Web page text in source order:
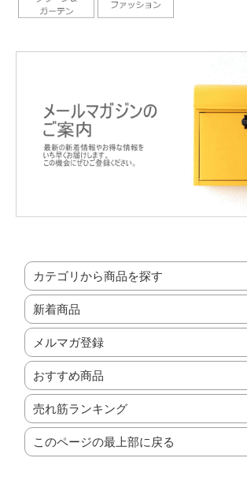
カテゴリから商品を探す
新着商品
メルマガ登録
おすすめ商品
売れ筋ランキング
このページの最上部に戻る